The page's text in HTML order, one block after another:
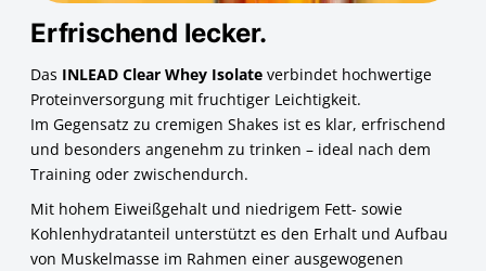
Erfrischend lecker.
Das INLEAD Clear Whey Isolate verbindet hochwertige
Proteinversorgung mit fruchtiger Leichtigkeit.
Im Gegensatz zu cremigen Shakes ist es klar, erfrischend
und besonders angenehm zu trinken – ideal nach dem
Training oder zwischendurch.
Mit hohem Eiweißgehalt und niedrigem Fett- sowie
Kohlenhydratanteil unterstützt es den Erhalt und Aufbau
von Muskelmasse im Rahmen einer ausgewogenen